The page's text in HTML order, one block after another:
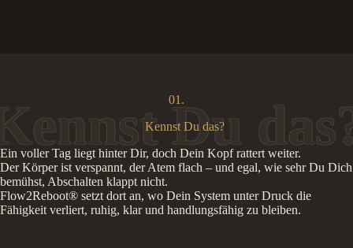
01.
Kennst Du das?
Ein voller Tag liegt hinter Dir, doch Dein Kopf rattert weiter.
Der Körper ist verspannt, der Atem flach – und egal, wie sehr Du Dich
bemühst, Abschalten klappt nicht.
Flow2Reboot® setzt dort an, wo Dein System unter Druck die
Fähigkeit verliert, ruhig, klar und handlungsfähig zu bleiben.